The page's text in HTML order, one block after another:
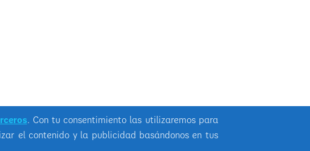
. Con tu consentimiento las utilizaremos para
el contenido y la publicidad basándonos en tus